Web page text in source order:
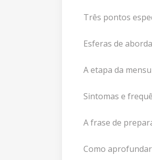
Três pontos
Esferas de
A etapa da
Sintomas e
A frase de
Como